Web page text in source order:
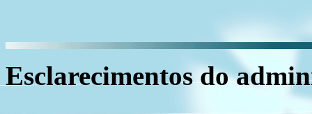
Esclarecimentos do